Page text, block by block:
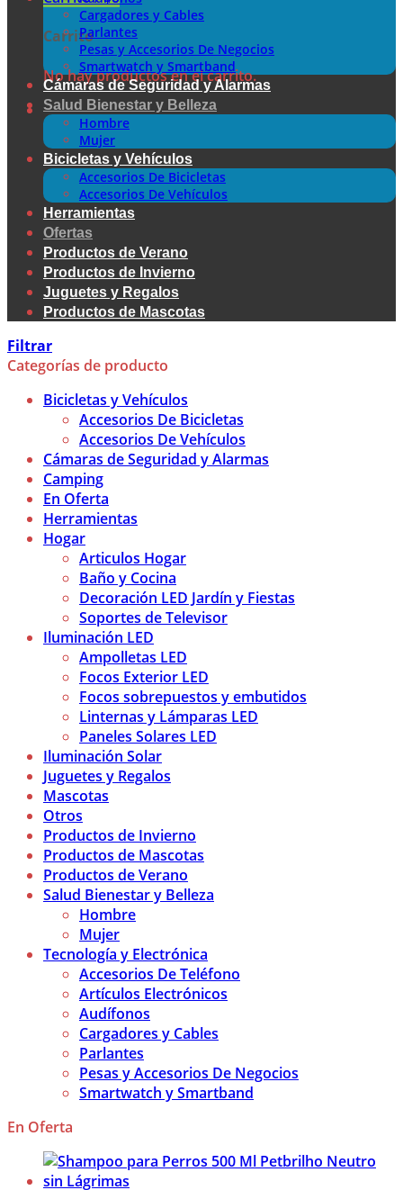
Carrito
No hay productos en el carrito.
Cargadores y Cables
Parlantes
Pesas y Accesorios De Negocios
Smartwatch y Smartband
Cámaras de Seguridad y Alarmas
Salud Bienestar y Belleza
Hombre
Mujer
Bicicletas y Vehículos
Accesorios De Bicicletas
Accesorios De Vehículos
Herramientas
Ofertas
Productos de Verano
Productos de Invierno
Juguetes y Regalos
Productos de Mascotas
Filtrar
Categorías de producto
Bicicletas y Vehículos
Accesorios De Bicicletas
Accesorios De Vehículos
Cámaras de Seguridad y Alarmas
Camping
En Oferta
Herramientas
Hogar
Articulos Hogar
Baño y Cocina
Decoración LED Jardín y Fiestas
Soportes de Televisor
Iluminación LED
Ampolletas LED
Focos Exterior LED
Focos sobrepuestos y embutidos
Linternas y Lámparas LED
Paneles Solares LED
Iluminación Solar
Juguetes y Regalos
Mascotas
Otros
Productos de Invierno
Productos de Mascotas
Productos de Verano
Salud Bienestar y Belleza
Hombre
Mujer
Tecnología y Electrónica
Accesorios De Teléfono
Artículos Electrónicos
Audífonos
Cargadores y Cables
Parlantes
Pesas y Accesorios De Negocios
Smartwatch y Smartband
En Oferta